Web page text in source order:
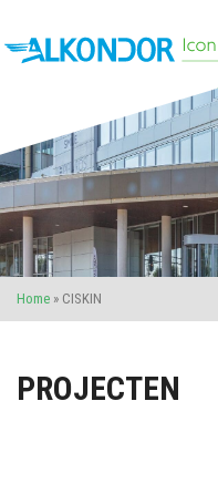
Home » CISKIN
PROJECTEN